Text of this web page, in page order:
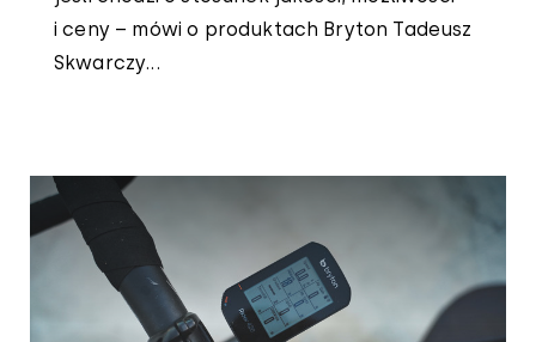
i ceny – mówi o produktach Bryton Tadeusz
Skwarczy...